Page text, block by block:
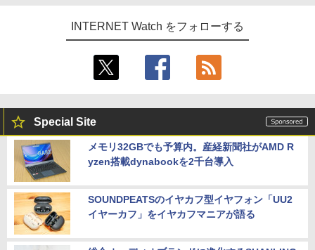
INTERNET Watch をフォローする
Special Site
メモリ32GBでも予算内。産経新聞社がAMD R
yzen搭載dynabookを2千台導入
SOUNDPEATSのイヤカフ型イヤフォン「UU2
イヤーカフ」をイヤカフマニアが語る